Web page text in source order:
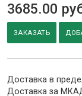
3685.00
ЗАКАЗАТЬ
Доставка в
Доставка за